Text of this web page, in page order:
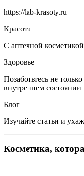
https://lab-krasoty.ru
Красота
С аптечной
Здоровье
Позаботьтесь не
внутреннем состоянии
Блог
Изучайте статьи и
Косметика,